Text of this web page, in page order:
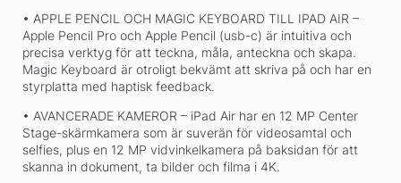
• APPLE PENCIL OCH MAGIC KEYBOARD TILL IPAD AIR –
Apple Pencil Pro och Apple Pencil (usb-c) är intuitiva och
precisa verktyg för att teckna, måla, anteckna och skapa.
Magic Keyboard är otroligt bekvämt att skriva på och har en
styrplatta med haptisk feedback.
• AVANCERADE KAMEROR – iPad Air har en 12 MP Center
Stage-skärmkamera som är suverän för videosamtal och
selfies, plus en 12 MP vidvinkelkamera på baksidan för att
skanna in dokument, ta bilder och filma i 4K.